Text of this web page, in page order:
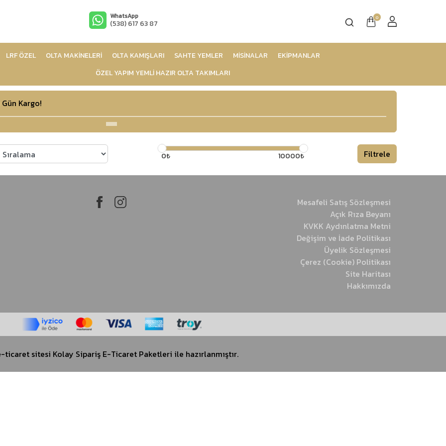
WhatsApp
(538) 617 63 87
0
LRF ÖZEL OLTA MAKİNELERİ OLTA KAMIŞLARI SAHTE YEMLER MİSİNALAR
EKİPMANLAR
ÖZEL YAPIM YEMLİ HAZIR OLTA TAKIMLARI
Kargo!
0₺ 10000₺ Filtrele
Mesafeli Satış Sözleşmesi
Açık Rıza Beyanı
KVKK Aydınlatma Metni
Değişim ve İade Politikası
Üyelik Sözleşmesi
Çerez (Cookie) Politikası
Site Haritası
Hakkımızda
ticaret sitesi Kolay Sipariş E-Ticaret Paketleri ile hazırlanmıştır.